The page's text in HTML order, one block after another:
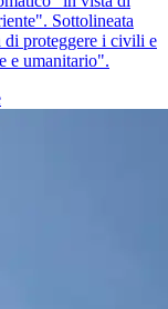
Sottolineata
di proteggere i civili e
e umanitario".